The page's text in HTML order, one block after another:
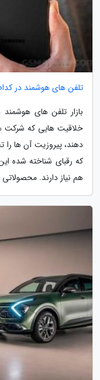
تلفن های هوشمند در
بازار تلفن های
خلاقیت هایی که شرکت
دهند، پیروزیت آن ها
که رقبای شناخته شده
هم نیاز دارند. محصولاتی